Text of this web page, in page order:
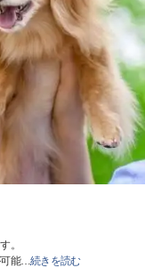
。
能…続きを読む